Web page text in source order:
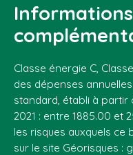
Informations
Classe énergie C,
des dépenses
standard, établi à partir
2021 : entre 1885.00 et
les risques auxquels
sur le site Géorisques :